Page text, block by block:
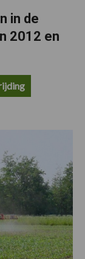
in de
2012 en